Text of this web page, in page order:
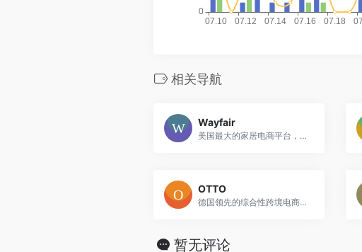
相关导航
Wayfair
美国最大的家居电商平台，帮助跨境卖家拓展美国市场，提供丰富的商品品类、便捷的订单管理和物流解决方案，实现高效电商运营。
OTTO
德国领先的综合性跨境电商平台，提供家居家具、时尚服饰、电子产品和生活日用品。支持环保购物标识、便捷支付和优质客户服务，助力外贸和跨境电商卖家拓展欧洲市场。
暂无评论